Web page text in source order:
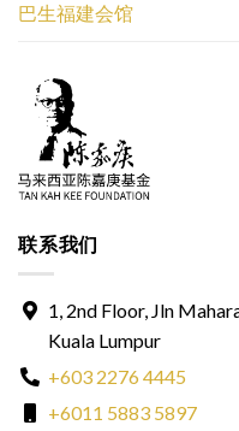
巴生福建会馆
联系我们
1, 2nd Floor, Jln
Kuala Lumpur
+603 2276 4445
+6011 5883 5897